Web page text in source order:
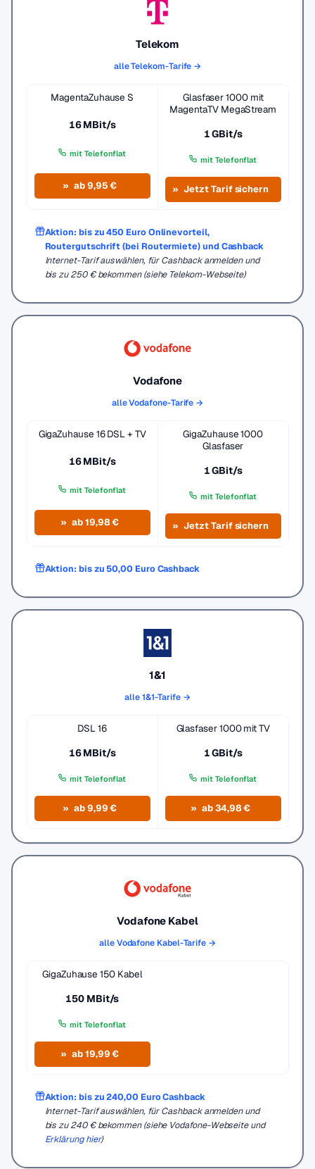
Telekom
alle Telekom-Tarife →
MagentaZuhause S
16 MBit/s
mit Telefonflat
ab 9,95 €
Glasfaser 1000 mit
MagentaTV MegaStream
1 GBit/s
mit Telefonflat
Jetzt Tarif sichern
Aktion: bis zu 450 Euro Onlinevorteil,
Routergutschrift (bei Routermiete) und Cashback
Internet-Tarif auswählen, für Cashback anmelden und
bis zu 250 € bekommen (siehe Telekom-Webseite)
Vodafone
alle Vodafone-Tarife →
GigaZuhause 16 DSL + TV
16 MBit/s
mit Telefonflat
ab 19,98 €
GigaZuhause 1000
Glasfaser
1 GBit/s
mit Telefonflat
Jetzt Tarif sichern
Aktion: bis zu 50,00 Euro Cashback
1&1
alle 1&1-Tarife →
DSL 16
16 MBit/s
mit Telefonflat
ab 9,99 €
Glasfaser 1000 mit TV
1 GBit/s
mit Telefonflat
ab 34,98 €
Vodafone Kabel
alle Vodafone Kabel-Tarife →
GigaZuhause 150 Kabel
150 MBit/s
mit Telefonflat
ab 19,99 €
Aktion: bis zu 240,00 Euro Cashback
Internet-Tarif auswählen, für Cashback anmelden und
bis zu 240 € bekommen (siehe Vodafone-Webseite und
Erklärung hier)